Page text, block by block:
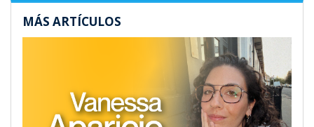
MÁS ARTÍCULOS